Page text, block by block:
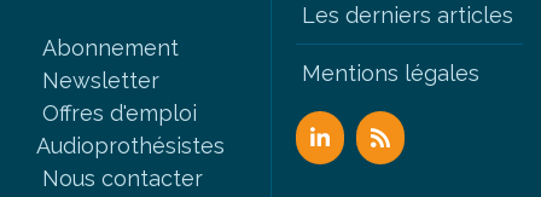
Les derniers articles
Abonnement
Newsletter
Offres d'emploi
Audioprothésistes
Nous contacter
Mentions légales